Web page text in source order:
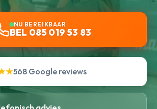
NU BEREIKBAAR
BEL 085 019 53 83
568 Google reviews